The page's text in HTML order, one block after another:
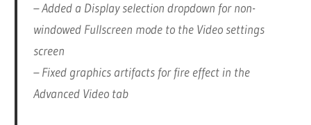
– Added a Display selection dropdown for non-
windowed Fullscreen mode to the Video settings
screen
– Fixed graphics artifacts for fire effect in the
Advanced Video tab